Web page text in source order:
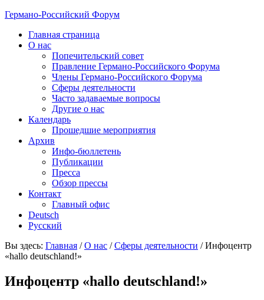
Германо-Российский Форум
Главная страница
О нас
Попечительский совет
Правление Германо-Российского Форума
Члены Германо-Российского Форума
Сферы деятельности
Часто задаваемые вопросы
Другие о нас
Календарь
Прошедшие мероприятия
Архив
Инфо-бюллетень
Публикации
Пресса
Обзор прессы
Контакт
Главный офис
Deutsch
Русский
Вы здесь: Главная / О нас / Сферы деятельности /Инфоцентр
«hallo deutschland!»
Инфоцентр «hallo deutschland!»